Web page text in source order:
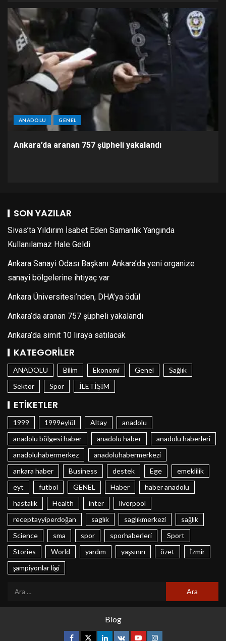
ANADOLU GENEL
Ankara’da aranan 757 şüpheli yakalandı
SON YAZILAR
Sivas’ta Yıldırım İsabet Eden Samanlık Yangında
Kullanılamaz Hale Geldi
Ankara Sanayi Odası Başkanı: Ankara’da yeni organize
sanayi bölgelerine ihtiyaç var
Ankara Üniversitesi’nden, DHA’ya ödül
Ankara’da aranan 757 şüpheli yakalandı
Ankara’da simit 10 liraya satılacak
KATEGORILER
ANADOLU Bilim Ekonomi Genel
Sağlık
Sektör
Spor İLETİŞİM
ETIKETLER
1999 1999eylül Altay
anadolu
anadolu bölgesi haber
anadolu haber
anadolu haberleri
anadoluhabermerkez
anadoluhabermerkezi
ankara haber
Business destek Ege
emeklilik
eyt
futbol GENEL Haber
haber anadolu
hastalık
Health inter
liverpool
receptayyiperdoğan
saglık saglıkmerkezi
sağlık
Science
sma spor sporhaberleri
Sport
Stories
World yardım yaşsınırı özet
İzmir
şampiyonlar ligi
Blog